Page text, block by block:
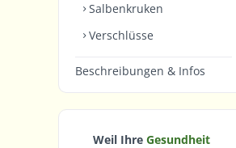
Salbenkruken
Verschlüsse
Beschreibungen & Infos
Weil Ihre Gesundheit